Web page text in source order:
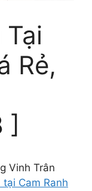
Rẻ,
]
Vinh Trân
Cam Ranh